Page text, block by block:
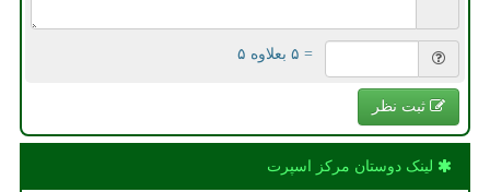
= ۵ بعلاوه ۵
ثبت نظر
لینک دوستان مركز اسپرت